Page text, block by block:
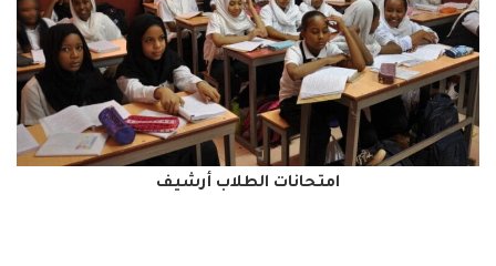
امتحانات الطلاب أرشيف